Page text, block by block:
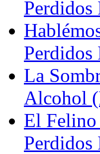
Perdidos
Perdidos
La
Alcohol
El
Perdidos